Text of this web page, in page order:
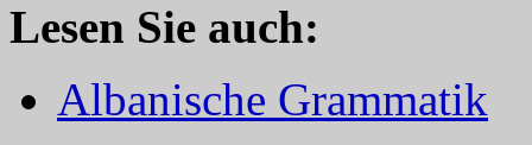
Lesen Sie auch:
Albanische Grammatik